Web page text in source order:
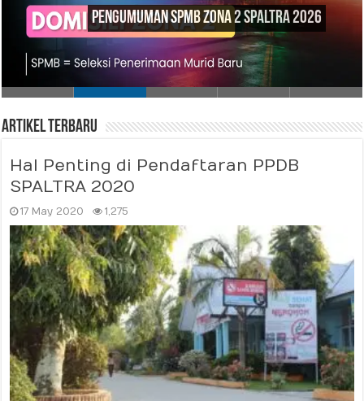
Pengumuman SPMB Zona 2 SPALTRA 2026
Artikel Terbaru
Hal Penting di Pendaftaran PPDB
SPALTRA 2020
17 May 2020 1,275